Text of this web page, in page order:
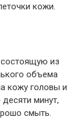
кожи.
из
объема
кожу головы и
минут,
смыть.